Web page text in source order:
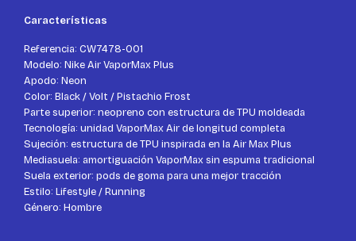
Características
Referencia: CW7478-001
Modelo: Nike Air VaporMax Plus
Apodo: Neon
Color: Black / Volt / Pistachio Frost
Parte superior: neopreno con estructura de TPU moldeada
Tecnología: unidad VaporMax Air de longitud completa
Sujeción: estructura de TPU inspirada en la Air Max Plus
Mediasuela: amortiguación VaporMax sin espuma tradicional
Suela exterior: pods de goma para una mejor tracción
Estilo: Lifestyle / Running
Género: Hombre